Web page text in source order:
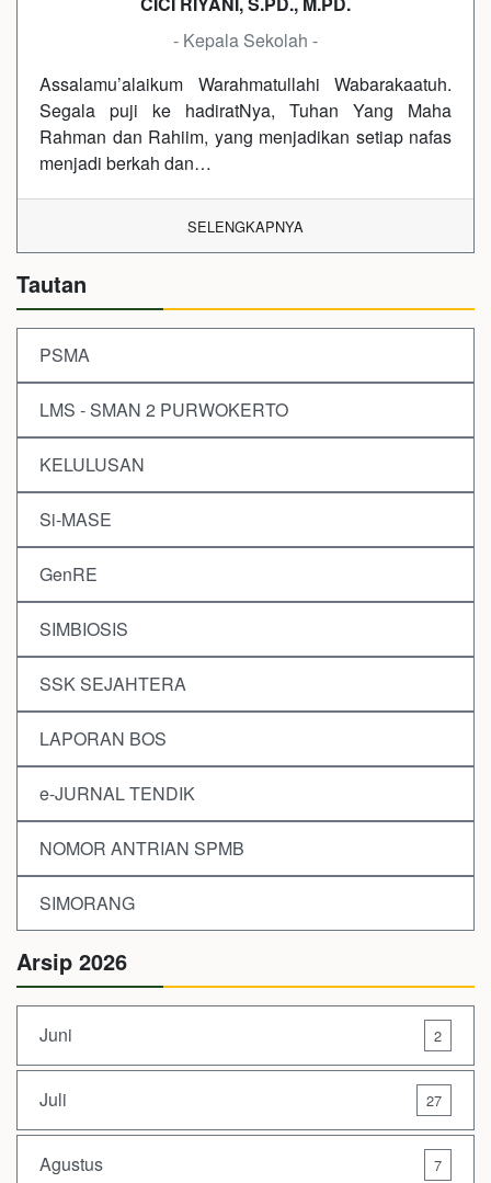
- Kepala Sekolah -
Assalamu’alaikum Warahmatullahi Wabarakaatuh.
Segala puji ke hadiratNya, Tuhan Yang Maha
Rahman dan Rahiim, yang menjadikan setiap nafas
menjadi berkah dan…
SELENGKAPNYA
Tautan
PSMA
LMS - SMAN 2 PURWOKERTO
KELULUSAN
Si-MASE
GenRE
SIMBIOSIS
SSK SEJAHTERA
LAPORAN BOS
e-JURNAL TENDIK
NOMOR ANTRIAN SPMB
SIMORANG
Arsip 2026
Juni 2
Juli 27
Agustus 7